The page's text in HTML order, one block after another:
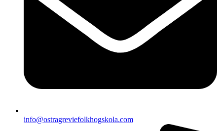
info@ostragreviefolkhogskola.com